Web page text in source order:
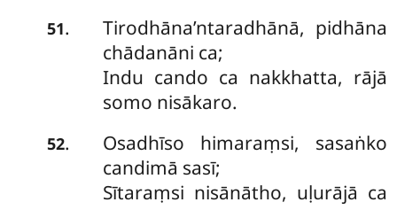
51.
Tirodhāna’ntaradhānā, pidhāna
chādanāni ca;
Indu cando ca nakkhatta, rājā
somo nisākaro.
52.
Osadhīso himaraṃsi, sasaṅko
candimā sasī;
Sītaraṃsi nisānātho, uḷurājā ca